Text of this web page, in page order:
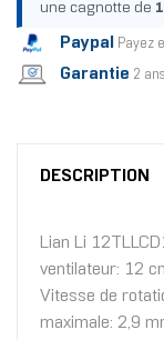
une cagnotte de
Paypal Payez
Garantie 2 ans
DESCRIPTION
Lian Li
ventilateur: 12
Vitesse de
maximale: 2,9